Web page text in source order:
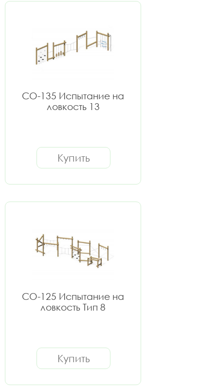
СО-135 Испытание на
ловкость 13
Купить
СО-125 Испытание на
ловкость Тип 8
Купить